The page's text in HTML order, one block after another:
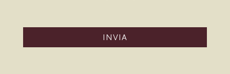
INVIA